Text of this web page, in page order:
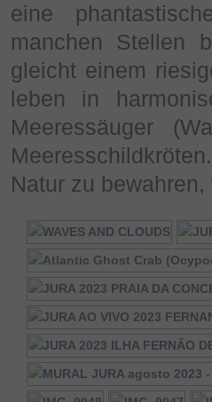
eine
manchen Stellen
gleicht einem
leben in
Meeressäuger
Natur zu